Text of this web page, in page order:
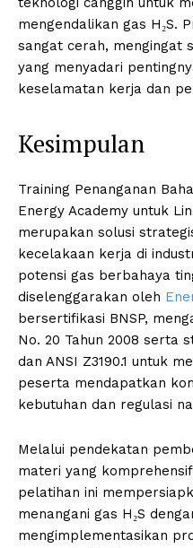
mengendalikan gas H₂S.
sangat cerah, mengingat
yang menyadari
keselamatan kerja dan
Kesimpulan
Training Penanganan
Energy Academy untuk
merupakan solusi
kecelakaan kerja di
potensi gas berbahaya
diselenggarakan oleh
bersertifikasi BNSP,
No. 20 Tahun 2008 serta
dan ANSI Z3190.1 untuk
peserta mendapatkan
kebutuhan dan regulasi
Melalui pendekatan
materi yang
pelatihan ini
menangani gas H₂S
mengimplementasikan